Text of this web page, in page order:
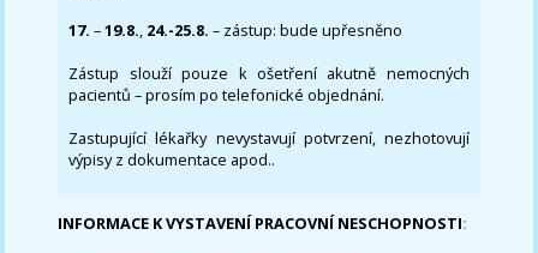
17. –19.8., 24.-25.8. – zástup: bude upřesněno
Zástup slouží pouze k ošetření akutně nemocných
pacientů – prosím po telefonické objednání.
Zastupující lékařky nevystavují potvrzení, nezhotovují
výpisy z dokumentace apod..
INFORMACE K VYSTAVENÍ PRACOVNÍ NESCHOPNOSTI: